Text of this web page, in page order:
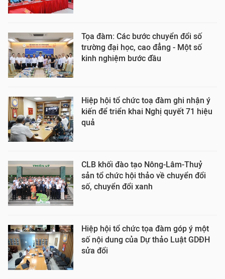
Tọa đàm: Các bước chuyển đổi số
trường đại học, cao đẳng - Một số
kinh nghiệm bước đầu
Hiệp hội tổ chức toạ đàm ghi nhận ý
kiến để triển khai Nghị quyết 71 hiệu
quả
CLB khối đào tạo Nông-Lâm-Thuỷ
sản tổ chức hội thảo về chuyển đổi
số, chuyển đổi xanh
Hiệp hội tổ chức tọa đàm góp ý một
số nội dung của Dự thảo Luật GDĐH
sửa đổi